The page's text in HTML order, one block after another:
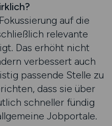
auf die
relevante
Das erhöht nicht
verbessert auch
passende Stelle zu
dass sie über
schneller fündig
Jobportale.